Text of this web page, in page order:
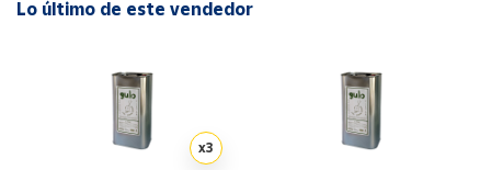
Lo último de este vendedor
x3